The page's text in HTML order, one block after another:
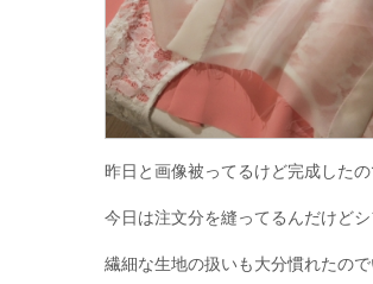
昨日と画像被ってるけど完成した
今日は注文分を縫ってるんだけど
繊細な生地の扱いも大分慣れたの